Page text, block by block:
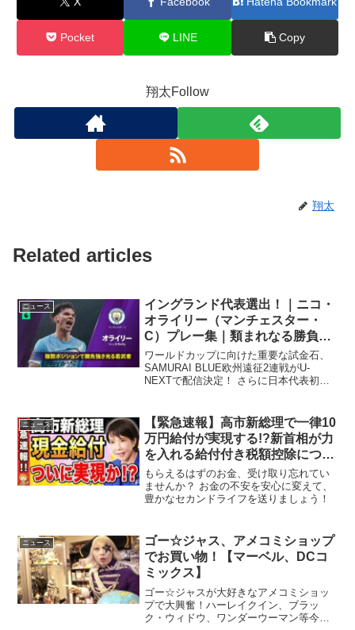
Pocket LINE Copy
翔太Follow
翔太
Related articles
ニュース
イングランド代表選出！｜ニコ・
オライリー（マンチェスター・
C）プレー集｜類まれなる勝負強
さで勝利を手繰り寄せるマンチェ
スター・Cのワンダーボーイ
ワールドカップに向けた重要な試金石、
SAMURAI BLUE欧州遠征2連戦がU-
NEXTで配信決定！ さらに日本代表初解
ニュース
【緊急速報】高市新総理で一律10
万円給付が実現する!?新首相が力
を入れる給付付き税額控除につい
て解説します！【給付金】
もらえるはずのお金、受け取り忘れてい
ませんか？ お金の不安を安心に変えて、
豊かなセカンドライフを送りましょう！
ニュース
ゴー☆ジャス、アメコミショップ
でお買い物！【マーベル、DCコ
ミックス】
ゴー☆ジャスが大好きなアメコミショッ
プで大興奮！ハーレイクイン、ブラッ
ク・ウィドウ、ワンダーウーマン等今年